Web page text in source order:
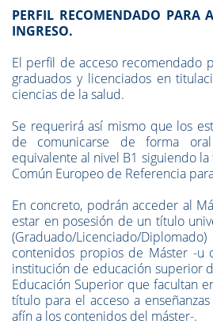
PERFIL RECOMENDADO PARA
INGRESO.
El perfil de acceso recomendado
graduados y licenciados en
ciencias de la salud.
Se requerirá así mismo que los
de comunicarse de forma
equivalente al nivel B1 siguiendo
Común Europeo de Referencia
En concreto, podrán acceder al
estar en posesión de un título
(Graduado/Licenciado/
contenidos propios de Máster -u
institución de educación superior
Educación Superior que facultan
título para el acceso a
afín a los contenidos del máster-.